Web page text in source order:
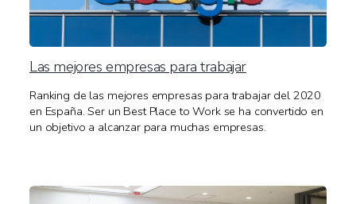
Las mejores empresas para trabajar
Ranking de las mejores empresas para trabajar del 2020
en España. Ser un Best Place to Work se ha convertido en
un objetivo a alcanzar para muchas empresas.